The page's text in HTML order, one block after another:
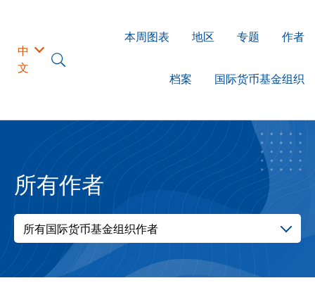
中
文
本周图表 地区 专题 作者
档案 国际货币基金组织
所有作者
所有国际货币基金组织作者